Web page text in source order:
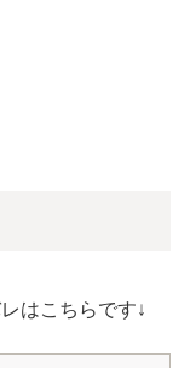
はこちらです↓